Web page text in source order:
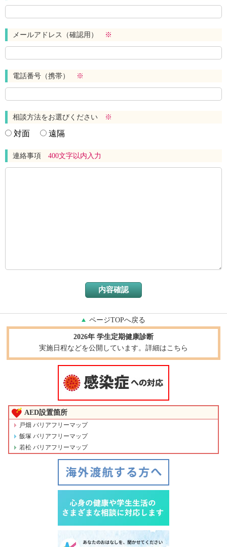
メールアドレス（確認用） ※
電話番号（携帯） ※
相談方法をお選びください ※
対面 遠隔
連絡事項 400文字以内入力
ページTOPへ戻る
2026年 学生定期健康診断
実施日程などを公開しています。詳細はこちら
AED設置箇所
戸畑 バリアフリーマップ
飯塚 バリアフリーマップ
若松 バリアフリーマップ